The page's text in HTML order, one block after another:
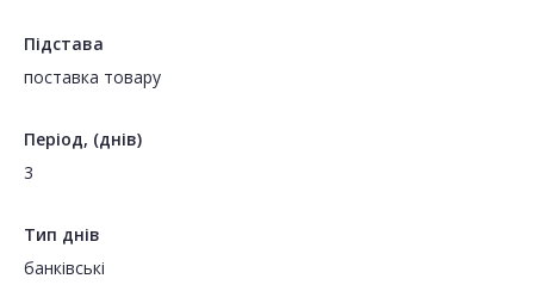
Підстава
поставка товару
Період, (днів)
3
Тип днів
банківські